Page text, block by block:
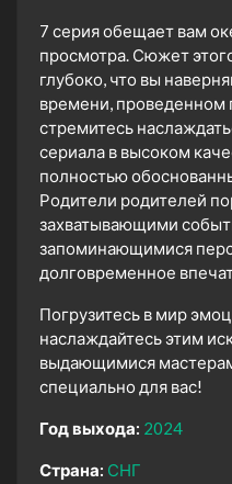
7 серия обещает вам
просмотра. Сюжет
глубоко, что вы
времени, проведенном
стремитесь
сериала в высоком
полностью
Родители родителей
захватывающими
запоминающимися
долговременное
Погрузитесь в мир
наслаждайтесь этим
выдающимися
специально для вас!
Год выхода: 2024
Страна: СНГ